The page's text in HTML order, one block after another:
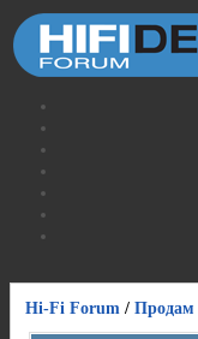
Hi-Fi Forum / Продам